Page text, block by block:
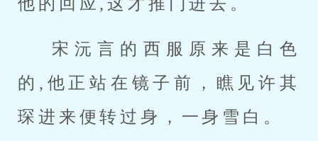
宋沅言的西服原来是白色
的,他正站在镜子前，瞧见许其
琛进来便转过身，一身雪白。